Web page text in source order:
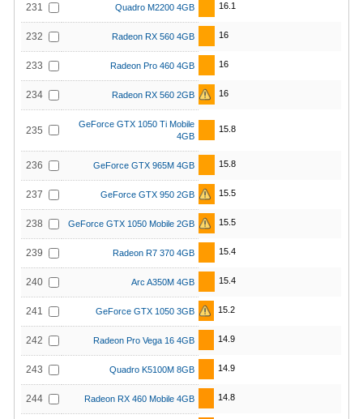
231 Quadro M2200 4GB 16.1
232 Radeon RX 560 4GB 16
233 Radeon Pro 460 4GB 16
234 Radeon RX 560 2GB 16
235
GeForce GTX 1050 Ti Mobile
4GB
15.8
236 GeForce GTX 965M 4GB 15.8
237 GeForce GTX 950 2GB 15.5
238 GeForce GTX 1050 Mobile 2GB 15.5
239 Radeon R7 370 4GB 15.4
240 Arc A350M 4GB 15.4
241 GeForce GTX 1050 3GB 15.2
242 Radeon Pro Vega 16 4GB 14.9
243 Quadro K5100M 8GB 14.9
244 Radeon RX 460 Mobile 4GB 14.8